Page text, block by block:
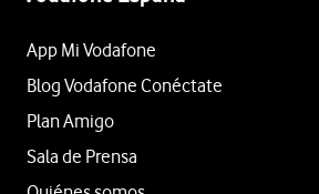
App Mi Vodafone
Blog Vodafone Conéctate
Plan Amigo
Sala de Prensa